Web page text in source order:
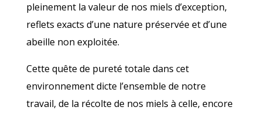
pleinement la valeur de nos miels d’exception,
reflets exacts d’une nature préservée et d’une
abeille non exploitée.
Cette quête de pureté totale dans cet
environnement dicte l’ensemble de notre
travail, de la récolte de nos miels à celle, encore